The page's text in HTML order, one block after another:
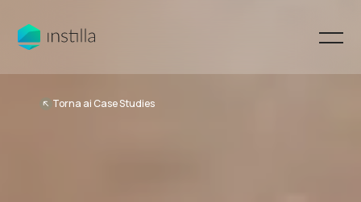
Torna ai Case Studies